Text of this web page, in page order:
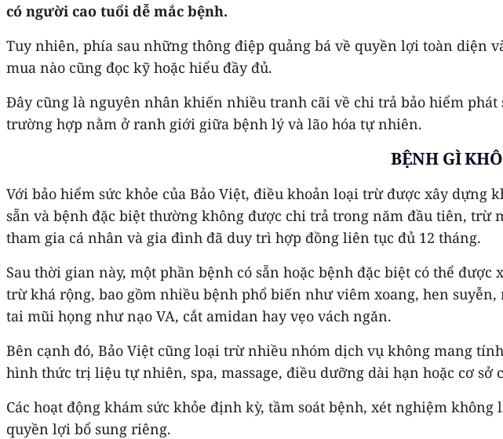
có người cao tuổi dễ mắc bệnh.
Tuy nhiên, phía sau những thông điệp quảng bá về quyền lợi toàn
mua nào cũng đọc kỹ hoặc hiểu đầy đủ.
Đây cũng là nguyên nhân khiến nhiều tranh cãi về chi trả bảo hiểm
trường hợp nằm ở ranh giới giữa bệnh lý và lão hóa tự nhiên.
BỆNH GÌ
Với bảo hiểm sức khỏe của Bảo Việt, điều khoản loại trừ được xây dựng
sẵn và bệnh đặc biệt thường không được chi trả trong năm đầu tiên,
tham gia cá nhân và gia đình đã duy trì hợp đồng liên tục đủ 12 tháng.
Sau thời gian này, một phần bệnh có sẵn hoặc bệnh đặc biệt có thể
trừ khá rộng, bao gồm nhiều bệnh phổ biến như viêm xoang, hen
tai mũi họng như nạo VA, cắt amidan hay vẹo vách ngăn.
Bên cạnh đó, Bảo Việt cũng loại trừ nhiều nhóm dịch vụ không mang
hình thức trị liệu tự nhiên, spa, massage, điều dưỡng dài hạn hoặc cơ sở
Các hoạt động khám sức khỏe định kỳ, tầm soát bệnh, xét nghiệm
quyền lợi bổ sung riêng.